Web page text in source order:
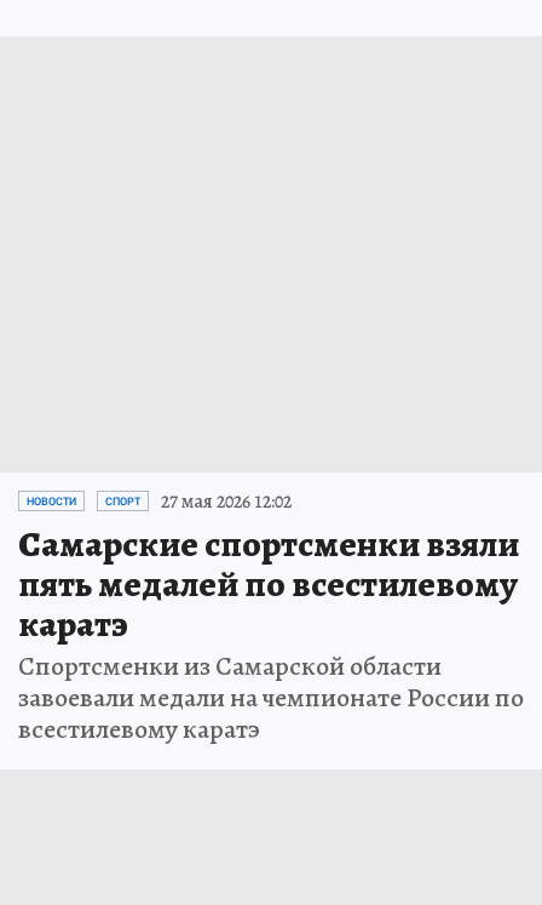
НОВОСТИ СПОРТ 27 мая 2026 12:02
Самарские спортсменки взяли
пять медалей по всестилевому
каратэ
Спортсменки из Самарской области
завоевали медали на чемпионате России по
всестилевому каратэ